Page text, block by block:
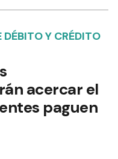
DÉBITO Y CRÉDITO
acercar el
paguen